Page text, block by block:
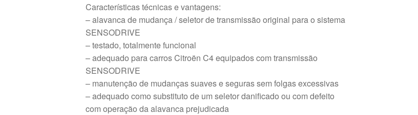
Características técnicas e vantagens:
– alavanca de mudança / seletor de transmissão original para o sistema
SENSODRIVE
– testado, totalmente funcional
– adequado para carros Citroën C4 equipados com transmissão
SENSODRIVE
– manutenção de mudanças suaves e seguras sem folgas excessivas
– adequado como substituto de um seletor danificado ou com defeito
com operação da alavanca prejudicada